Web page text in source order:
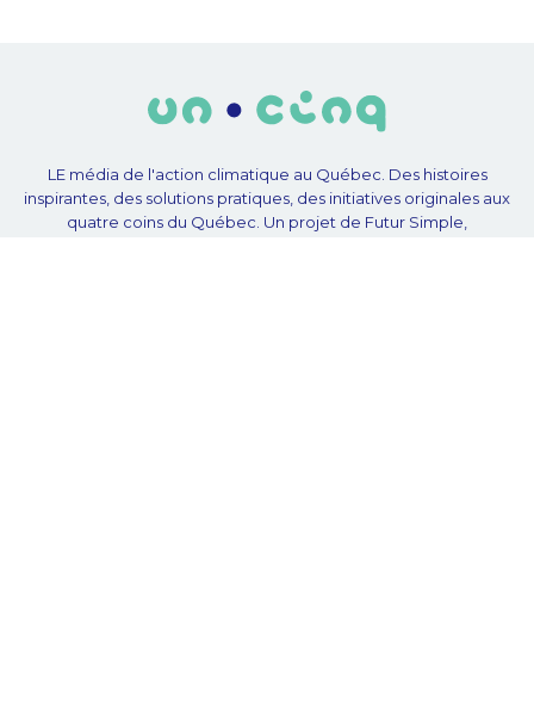
LE média de l'action climatique au Québec. Des histoires
inspirantes, des solutions pratiques, des initiatives originales aux
quatre coins du Québec. Un projet de Futur Simple,